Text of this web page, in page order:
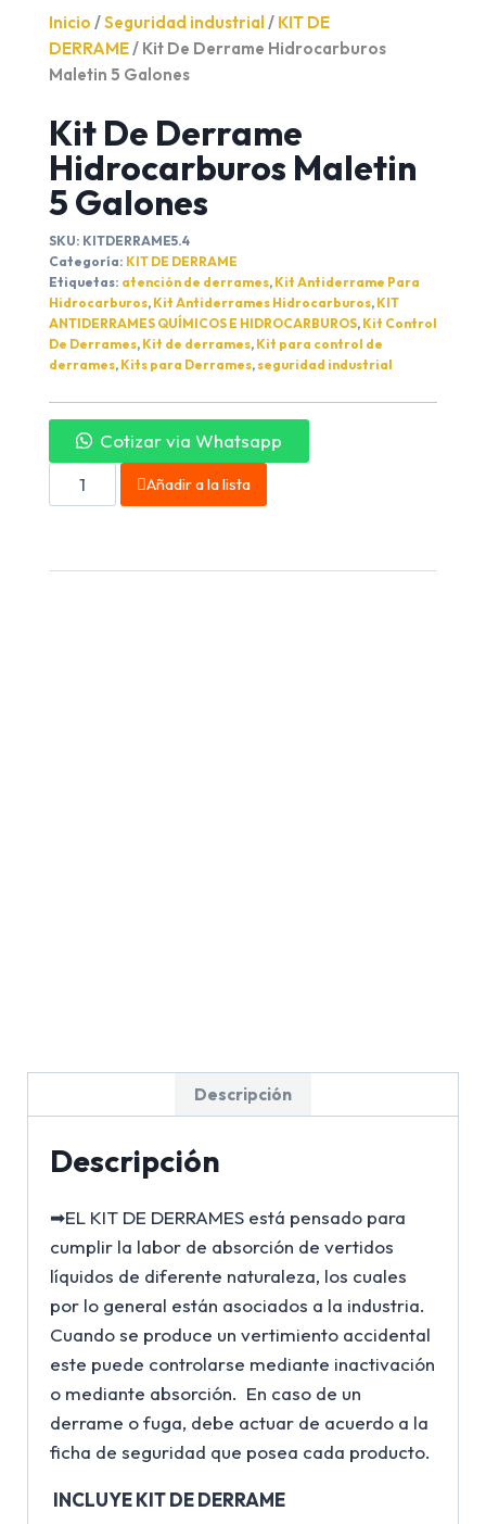
Inicio /Seguridad industrial / KIT DE
DERRAME / Kit De Derrame Hidrocarburos
Maletin 5 Galones
Kit De Derrame
Hidrocarburos Maletin
5 Galones
SKU: KITDERRAME5.4
Categoría: KIT DE DERRAME
Etiquetas: atención de derrames, Kit Antiderrame Para
Hidrocarburos, Kit Antiderrames Hidrocarburos, KIT
ANTIDERRAMES QUÍMICOS E HIDROCARBUROS, Kit Control
De Derrames, Kit de derrames, Kit para control de
derrames, Kits para Derrames,seguridad industrial
Cotizar via Whatsapp
Añadir a la lista
Descripción
Descripción
➡EL KIT DE DERRAMES está pensado para
cumplir la labor de absorción de vertidos
líquidos de diferente naturaleza, los cuales
por lo general están asociados a la industria.
Cuando se produce un vertimiento accidental
este puede controlarse mediante inactivación
o mediante absorción. En caso de un
derrame o fuga, debe actuar de acuerdo a la
ficha de seguridad que posea cada producto.
INCLUYE KIT DE DERRAME